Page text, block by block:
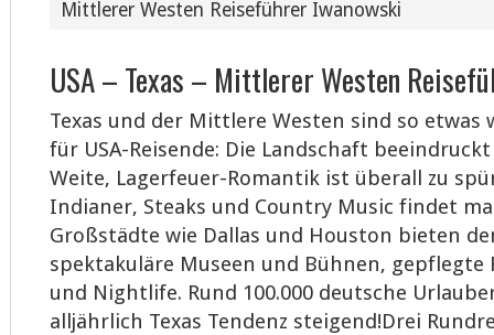
Mittlerer Westen Reiseführer Iwanowski
USA – Texas – Mittlerer Westen
Texas und der Mittlere Westen sind so etwas
für USA-Reisende: Die Landschaft
Weite, Lagerfeuer-Romantik ist überall zu
Indianer, Steaks und Country Music findet
Großstädte wie Dallas und Houston bieten
spektakuläre Museen und Bühnen, gepflegte
und Nightlife. Rund 100.000 deutsche
alljährlich Texas Tendenz steigend!Drei